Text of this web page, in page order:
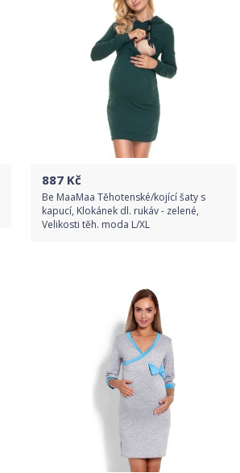
887 Kč
Be MaaMaa Těhotenské/kojící šaty s
kapucí, Klokánek dl. rukáv - zelené,
Velikosti těh. moda L/XL
Detail produktu